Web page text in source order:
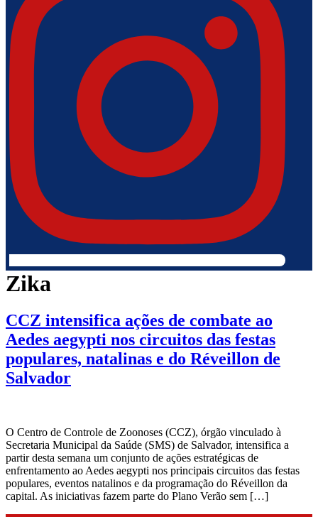
Zika
CCZ intensifica ações de combate ao
Aedes aegypti nos circuitos das festas
populares, natalinas e do Réveillon de
Salvador
O Centro de Controle de Zoonoses (CCZ), órgão vinculado à
Secretaria Municipal da Saúde (SMS) de Salvador, intensifica a
partir desta semana um conjunto de ações estratégicas de
enfrentamento ao Aedes aegypti nos principais circuitos das festas
populares, eventos natalinos e da programação do Réveillon da
capital. As iniciativas fazem parte do Plano Verão sem […]